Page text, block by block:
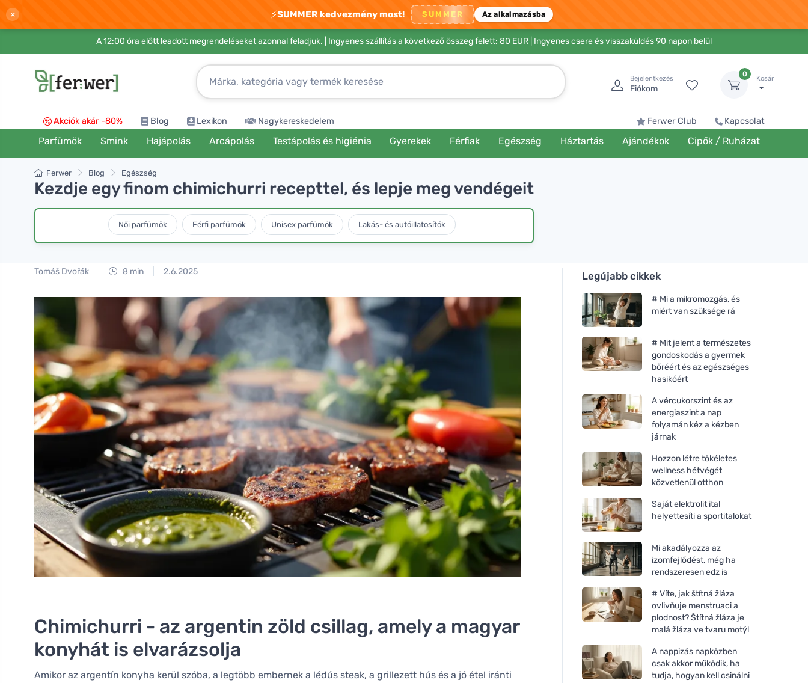
× ⚡SUMMER kedvezmény most! SUMMER Az alkalmazásba
A 12:00 óra előtt leadott megrendeléseket azonnal feladjuk. | Ingyenes szállítás a következő összeg felett: 80 EUR | Ingyenes csere és visszaküldés 90 napon belül
Bejelentkezés
Fiókom
0
Kosár
Akciók akár -80% Blog Lexikon Nagykereskedelem Ferwer Club Kapcsolat
Parfümök Smink Hajápolás Arcápolás Testápolás és higiénia Gyerekek Férfiak Egészség Háztartás Ajándékok Cipők / Ruházat
Ferwer Blog Egészség
Kezdje egy finom chimichurri recepttel, és lepje meg vendégeit
Női parfümök Férfi parfümök Unisex parfümök Lakás- és autóillatosítók
Tomáš Dvořák 8 min 2.6.2025
Chimichurri - az argentin zöld csillag, amely a magyar
konyhát is elvarázsolja
Amikor az argentín konyha kerül szóba, a legtöbb embernek a lédús steak, a grillezett hús és a jó étel iránti
Legújabb cikkek
# Mi a mikromozgás, és
miért van szüksége rá
# Mit jelent a természetes
gondoskodás a gyermek
bőréért és az egészséges
hasikóért
A vércukorszint és az
energiaszint a nap
folyamán kéz a kézben
járnak
Hozzon létre tökéletes
wellness hétvégét
közvetlenül otthon
Saját elektrolit ital
helyettesíti a sportitalokat
Mi akadályozza az
izomfejlődést, még ha
rendszeresen edz is
# Víte, jak štítná žláza
ovlivňuje menstruaci a
plodnost? Štítná žláza je
malá žláza ve tvaru motýl
A nappizás napközben
csak akkor működik, ha
tudja, hogyan kell csinálni